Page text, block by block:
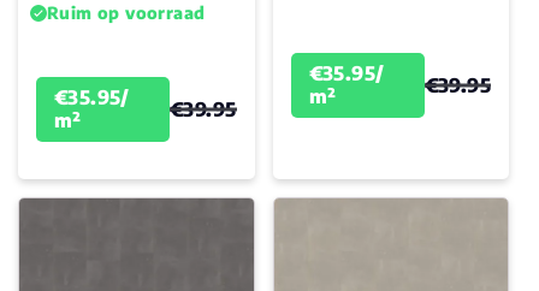
Ruim op voorraad
€35.95/
m²
€39.95
€35.95/
m²
€39.95